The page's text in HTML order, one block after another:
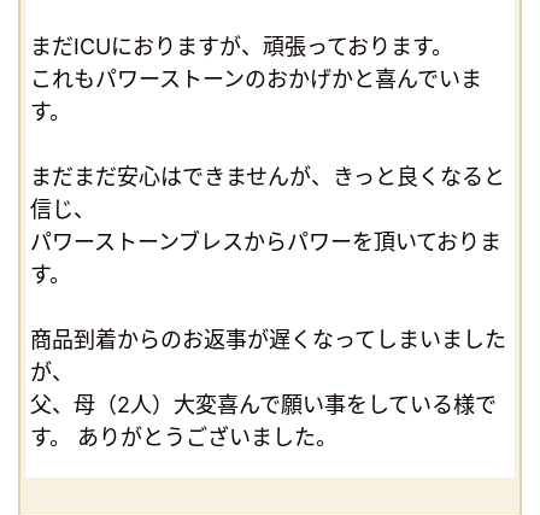
まだICUにおりますが、頑張っております。
これもパワーストーンのおかげかと喜んでいま
す。
まだまだ安心はできませんが、きっと良くなると
信じ、
パワーストーンブレスからパワーを頂いておりま
す。
商品到着からのお返事が遅くなってしまいました
が、
父、母（2人）大変喜んで願い事をしている様で
す。 ありがとうございました。